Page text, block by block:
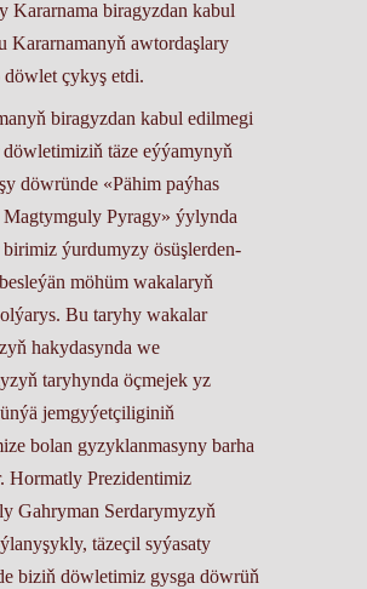
Kararnama biragyzdan kabul
Kararnamanyň awtordaşlary
döwlet çykyş etdi.
biragyzdan kabul edilmegi
täze eýýamynyň
döwründe «Pähim paýhas
Magtymguly Pyragy» ýylynda
ýurdumyzy ösüşlerden-
möhüm wakalaryň
Bu taryhy wakalar
hakydasynda we
taryhynda öçmejek yz
jemgyýetçiliginiň
bolan gyzyklanmasyny barha
Hormatly Prezidentimiz
Gahryman Serdarymyzyň
täzeçil syýasaty
biziň döwletimiz gysga döwrüň